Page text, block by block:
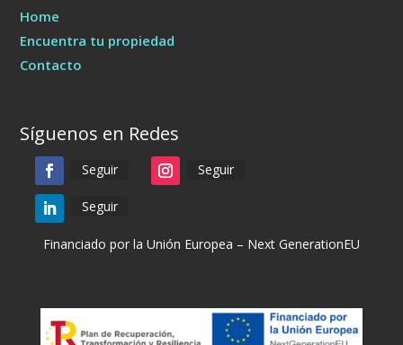
Home
Encuentra tu propiedad
Contacto
Síguenos en Redes
Seguir Seguir
Seguir
Financiado por la Unión Europea – Next GenerationEU